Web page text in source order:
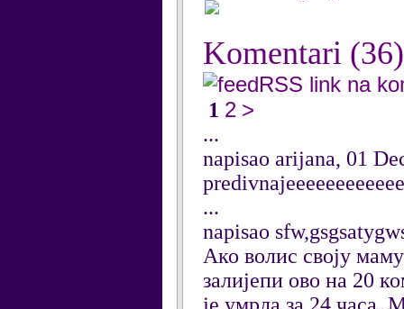
Komentari (36)
RSS link na
1 2 >
...
napisao arijana, 01
...
napisao
Ако волис своју маму
залијепи ово на 20